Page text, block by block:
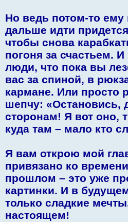
Но ведь потом-то ему
дальше идти
чтобы снова
погоня за счастьем.
люди, что пока вы
вас за спиной, в
кармане. Или просто
шепчу: «Остановись,
сторонам! Я вот оно,
куда там – мало кто
Я вам открою мой
привязано ко
прошлом – это уже
картинки. И в
только сладкие
настоящем!